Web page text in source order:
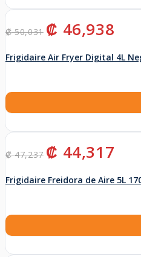
₡50,031
El
precio
era:
₡ 46,938
es:
Frigidaire Air Fryer Digital 4L
₡47,237
El
precio
era:
₡ 44,317
es:
Frigidaire Freidora de Aire 5L